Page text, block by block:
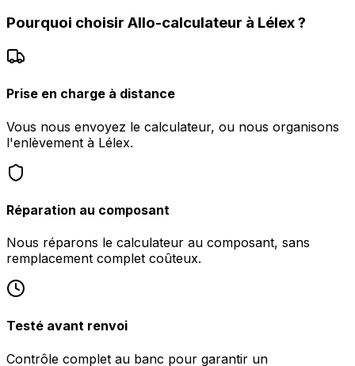
Pourquoi choisir Allo-calculateur à Lélex?
Prise en charge à distance
Vous nous envoyez le calculateur, ou nous organisons
l'enlèvement à Lélex.
Réparation au composant
Nous réparons le calculateur au composant, sans
remplacement complet coûteux.
Testé avant renvoi
Contrôle complet au banc pour garantir un